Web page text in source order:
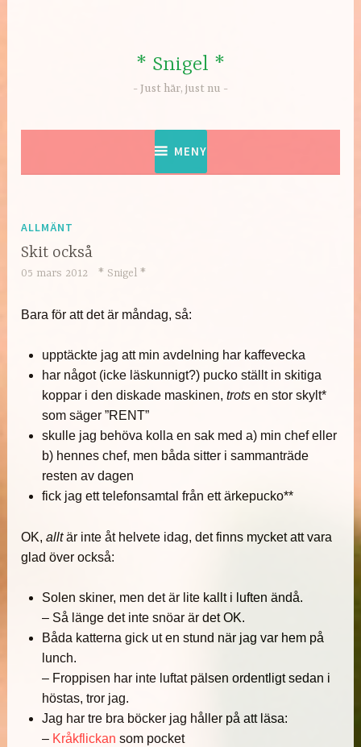
* Snigel *
Just här, just nu
MENY
ALLMÄNT
Skit också
05 mars 2012 * Snigel *
Bara för att det är måndag, så:
upptäckte jag att min avdelning har kaffevecka
har något (icke läskunnigt?) pucko ställt in skitiga
koppar i den diskade maskinen, trotsen stor skylt*
som säger ”RENT”
skulle jag behöva kolla en sak med a) min chef eller
b) hennes chef, men båda sitter i sammanträde
resten av dagen
fick jag ett telefonsamtal från ett ärkepucko**
OK,alltär inte åt helvete idag, det finns mycket att vara
glad över också:
Solen skiner, men det är lite kallt i luften ändå.
– Så länge det inte snöar är det OK.
Båda katterna gick ut en stund när jag var hem på
lunch.
– Froppisen har inte luftat pälsen ordentligt sedan i
höstas, tror jag.
Jag har tre bra böcker jag håller på att läsa:
– Kråkflickan som pocket